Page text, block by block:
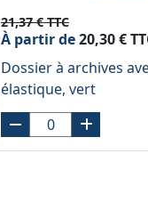
21,37 € TTC
À partir de20,30 €
Dossier à archives
élastique, vert